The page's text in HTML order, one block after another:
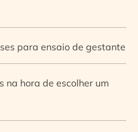
para ensaio de gestante
na hora de escolher um